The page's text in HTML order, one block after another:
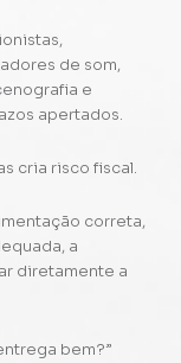
de som,
e
apertados.
cria risco fiscal.
correta,
a
diretamente a
bem?”